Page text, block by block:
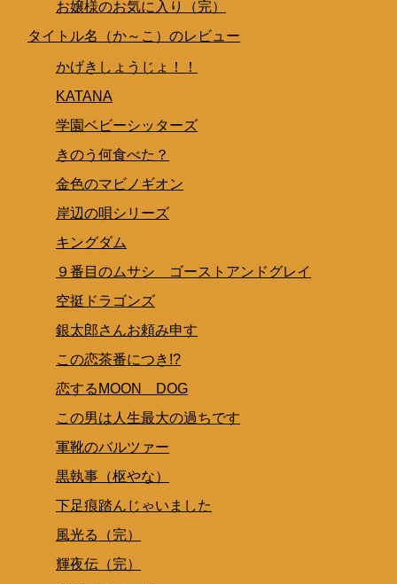
お嬢様のお気に入り（完）
タイトル名（か～こ）のレビュー
かげきしょうじょ！！
KATANA
学園ベビーシッターズ
きのう何食べた？
金色のマビノギオン
岸辺の唄シリーズ
キングダム
９番目のムサシ ゴーストアンドグレイ
空挺ドラゴンズ
銀太郎さんお頼み申す
この恋茶番につき!?
恋するMOON DOG
この男は人生最大の過ちです
軍靴のバルツァー
黒執事（枢やな）
下足痕踏んじゃいました
風光る（完）
輝夜伝（完）